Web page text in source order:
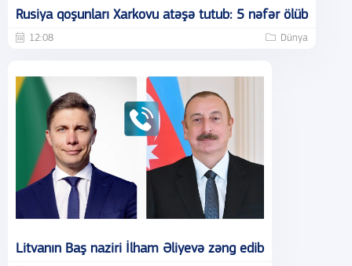
Rusiya qoşunları Xarkovu atəşə tutub: 5 nəfər ölüb
12:08 Dünya
Litvanın Baş naziri İlham Əliyevə zəng edib